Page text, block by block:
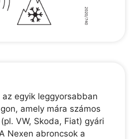
egyik leggyorsabban
amely mára számos
VW, Skoda, Fiat) gyári
Nexen abroncsok a